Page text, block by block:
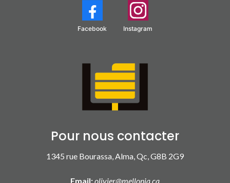
Facebook Instagram
Pour nous contacter
1345 rue Bourassa, Alma, Qc, G8B 2G9
Email:olivier@mellonia.ca